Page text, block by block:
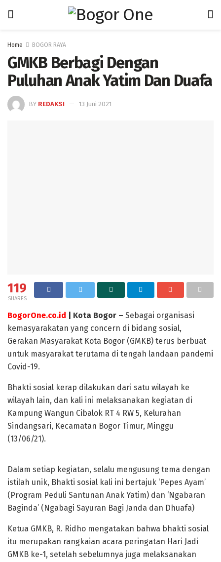
Home BOGOR RAYA
GMKB Berbagi Dengan
Puluhan Anak Yatim Dan Duafa
BY REDAKSI 13 Juni 2021
119
SHARES
BogorOne.co.id | Kota Bogor – Sebagai organisasi
kemasyarakatan yang concern di bidang sosial,
Gerakan Masyarakat Kota Bogor (GMKB) terus berbuat
untuk masyarakat terutama di tengah landaan pandemi
Covid-19.
Bhakti sosial kerap dilakukan dari satu wilayah ke
wilayah lain, dan kali ini melaksanakan kegiatan di
Kampung Wangun Cibalok RT 4 RW 5, Kelurahan
Sindangsari, Kecamatan Bogor Timur, Minggu
(13/06/21).
Dalam setiap kegiatan, selalu mengusung tema dengan
istilah unik, Bhakti sosial kali ini bertajuk ‘Pepes Ayam’
(Program Peduli Santunan Anak Yatim) dan ‘Ngabaran
Baginda’ (Ngabagi Sayuran Bagi Janda dan Dhuafa)
Ketua GMKB, R. Ridho mengatakan bahwa bhakti sosial
itu merupakan rangkaian acara peringatan Hari Jadi
GMKB ke-1, setelah sebelumnya juga melaksanakan